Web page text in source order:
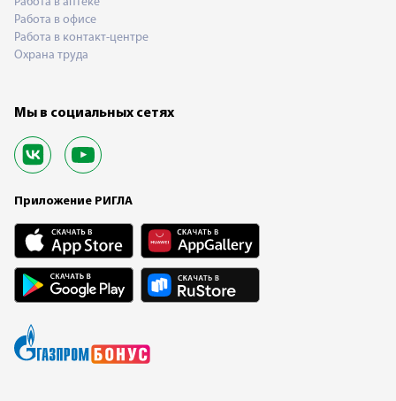
Работа в офисе
Работа в контакт-центре
Охрана труда
Мы в социальных сетях
Приложение РИГЛА